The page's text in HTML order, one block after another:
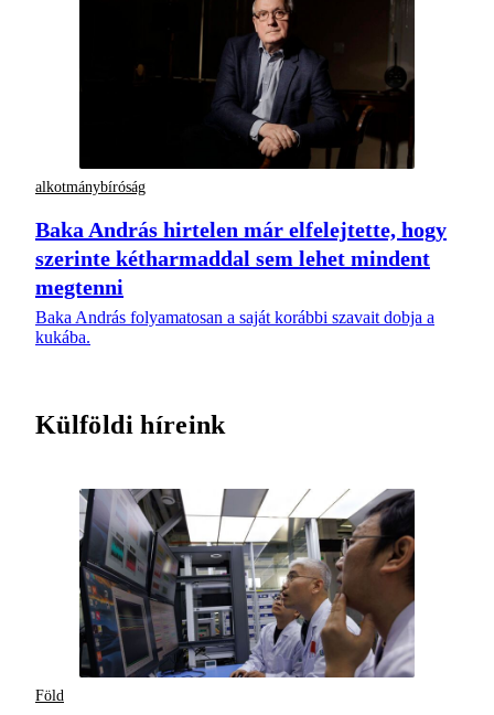
alkotmánybíróság
Baka András hirtelen már elfelejtette, hogy
szerinte kétharmaddal sem lehet mindent
megtenni
Baka András folyamatosan a saját korábbi szavait dobja a
kukába.
Külföldi híreink
Föld